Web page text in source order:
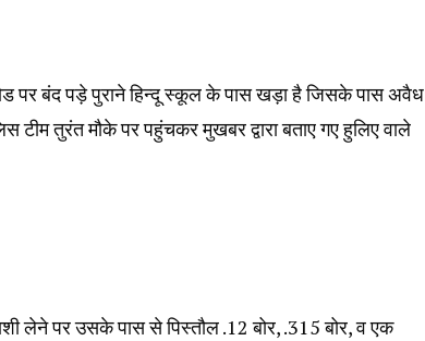
पर बंद पड़े पुराने हिन्दू स्कूल के पास खड़ा है जिसके पास अवैध
तुरंत मौके पर पहुंचकर मुखबर द्वारा बताए गए हुलिए वाले
लेने पर उसके पास से पिस्तौल .12 बोर, .315 बोर, व एक